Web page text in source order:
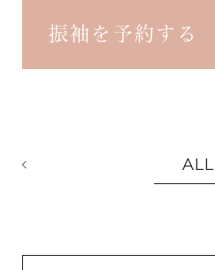
振袖を予約する
ALL